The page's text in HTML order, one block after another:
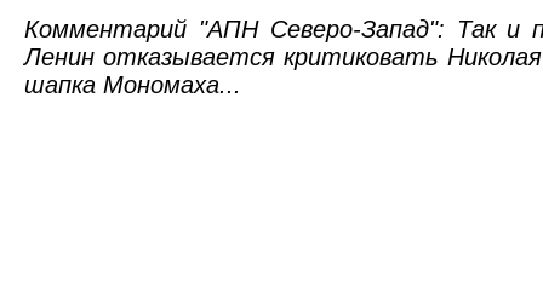
Комментарий "АПН Северо-Запад": Так и
Ленин отказывается критиковать
шапка Мономаха...